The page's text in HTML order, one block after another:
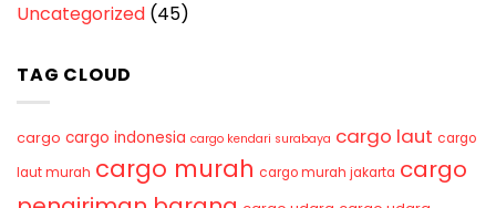
Uncategorized (45)
TAG CLOUD
cargo cargo indonesia cargo kendari surabaya cargo laut cargo
laut murah cargo murah cargo murah jakarta cargo